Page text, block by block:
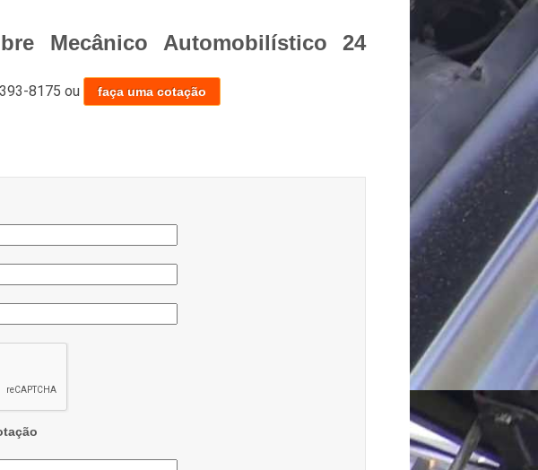
Mecânico Automobilístico 24
8175 ou faça uma cotação